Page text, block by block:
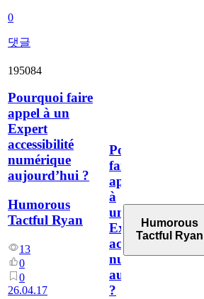
0
댓글
195084
Pourquoi faire
appel à un
Expert
accessibilité
numérique
aujourd’hui ?
Humorous
Tactful Ryan
13
0
0
26.04.17
Pourquoi
faire
appel
à
un
Expert
accessibilité
numérique
aujourd’hui
?
Humorous
Tactful Ryan